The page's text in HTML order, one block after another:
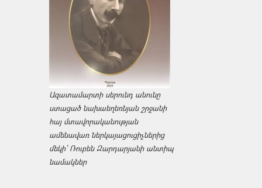
Ազատամարտի սերունդ անունը
ստացած նախաեղեռնյան շրջանի
հայ մտավորականության
ամենավառ ներկայացուցիչներից
մեկի՝ Ռուբեն Զարդարյանի անտիպ
նամակներ